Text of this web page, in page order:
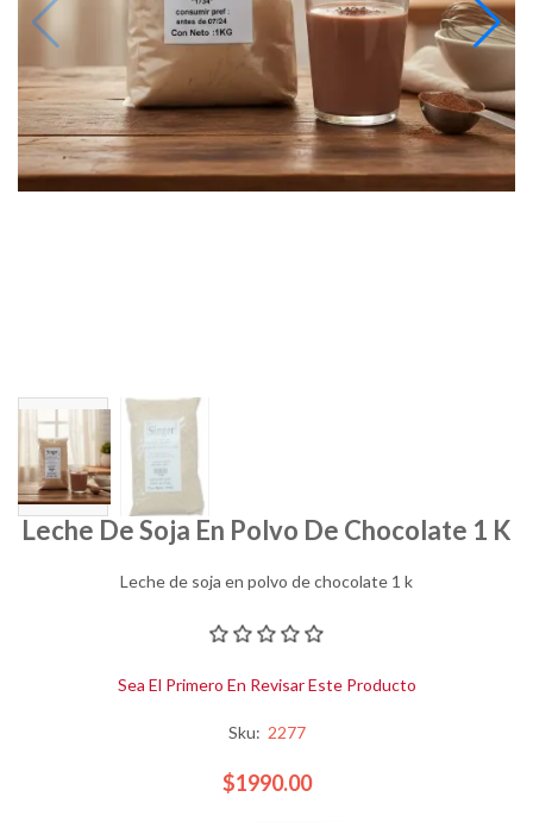
Leche De Soja En Polvo De Chocolate 1 K
Leche de soja en polvo de chocolate 1 k
Sea El Primero En Revisar Este Producto
Sku: 2277
$1990.00